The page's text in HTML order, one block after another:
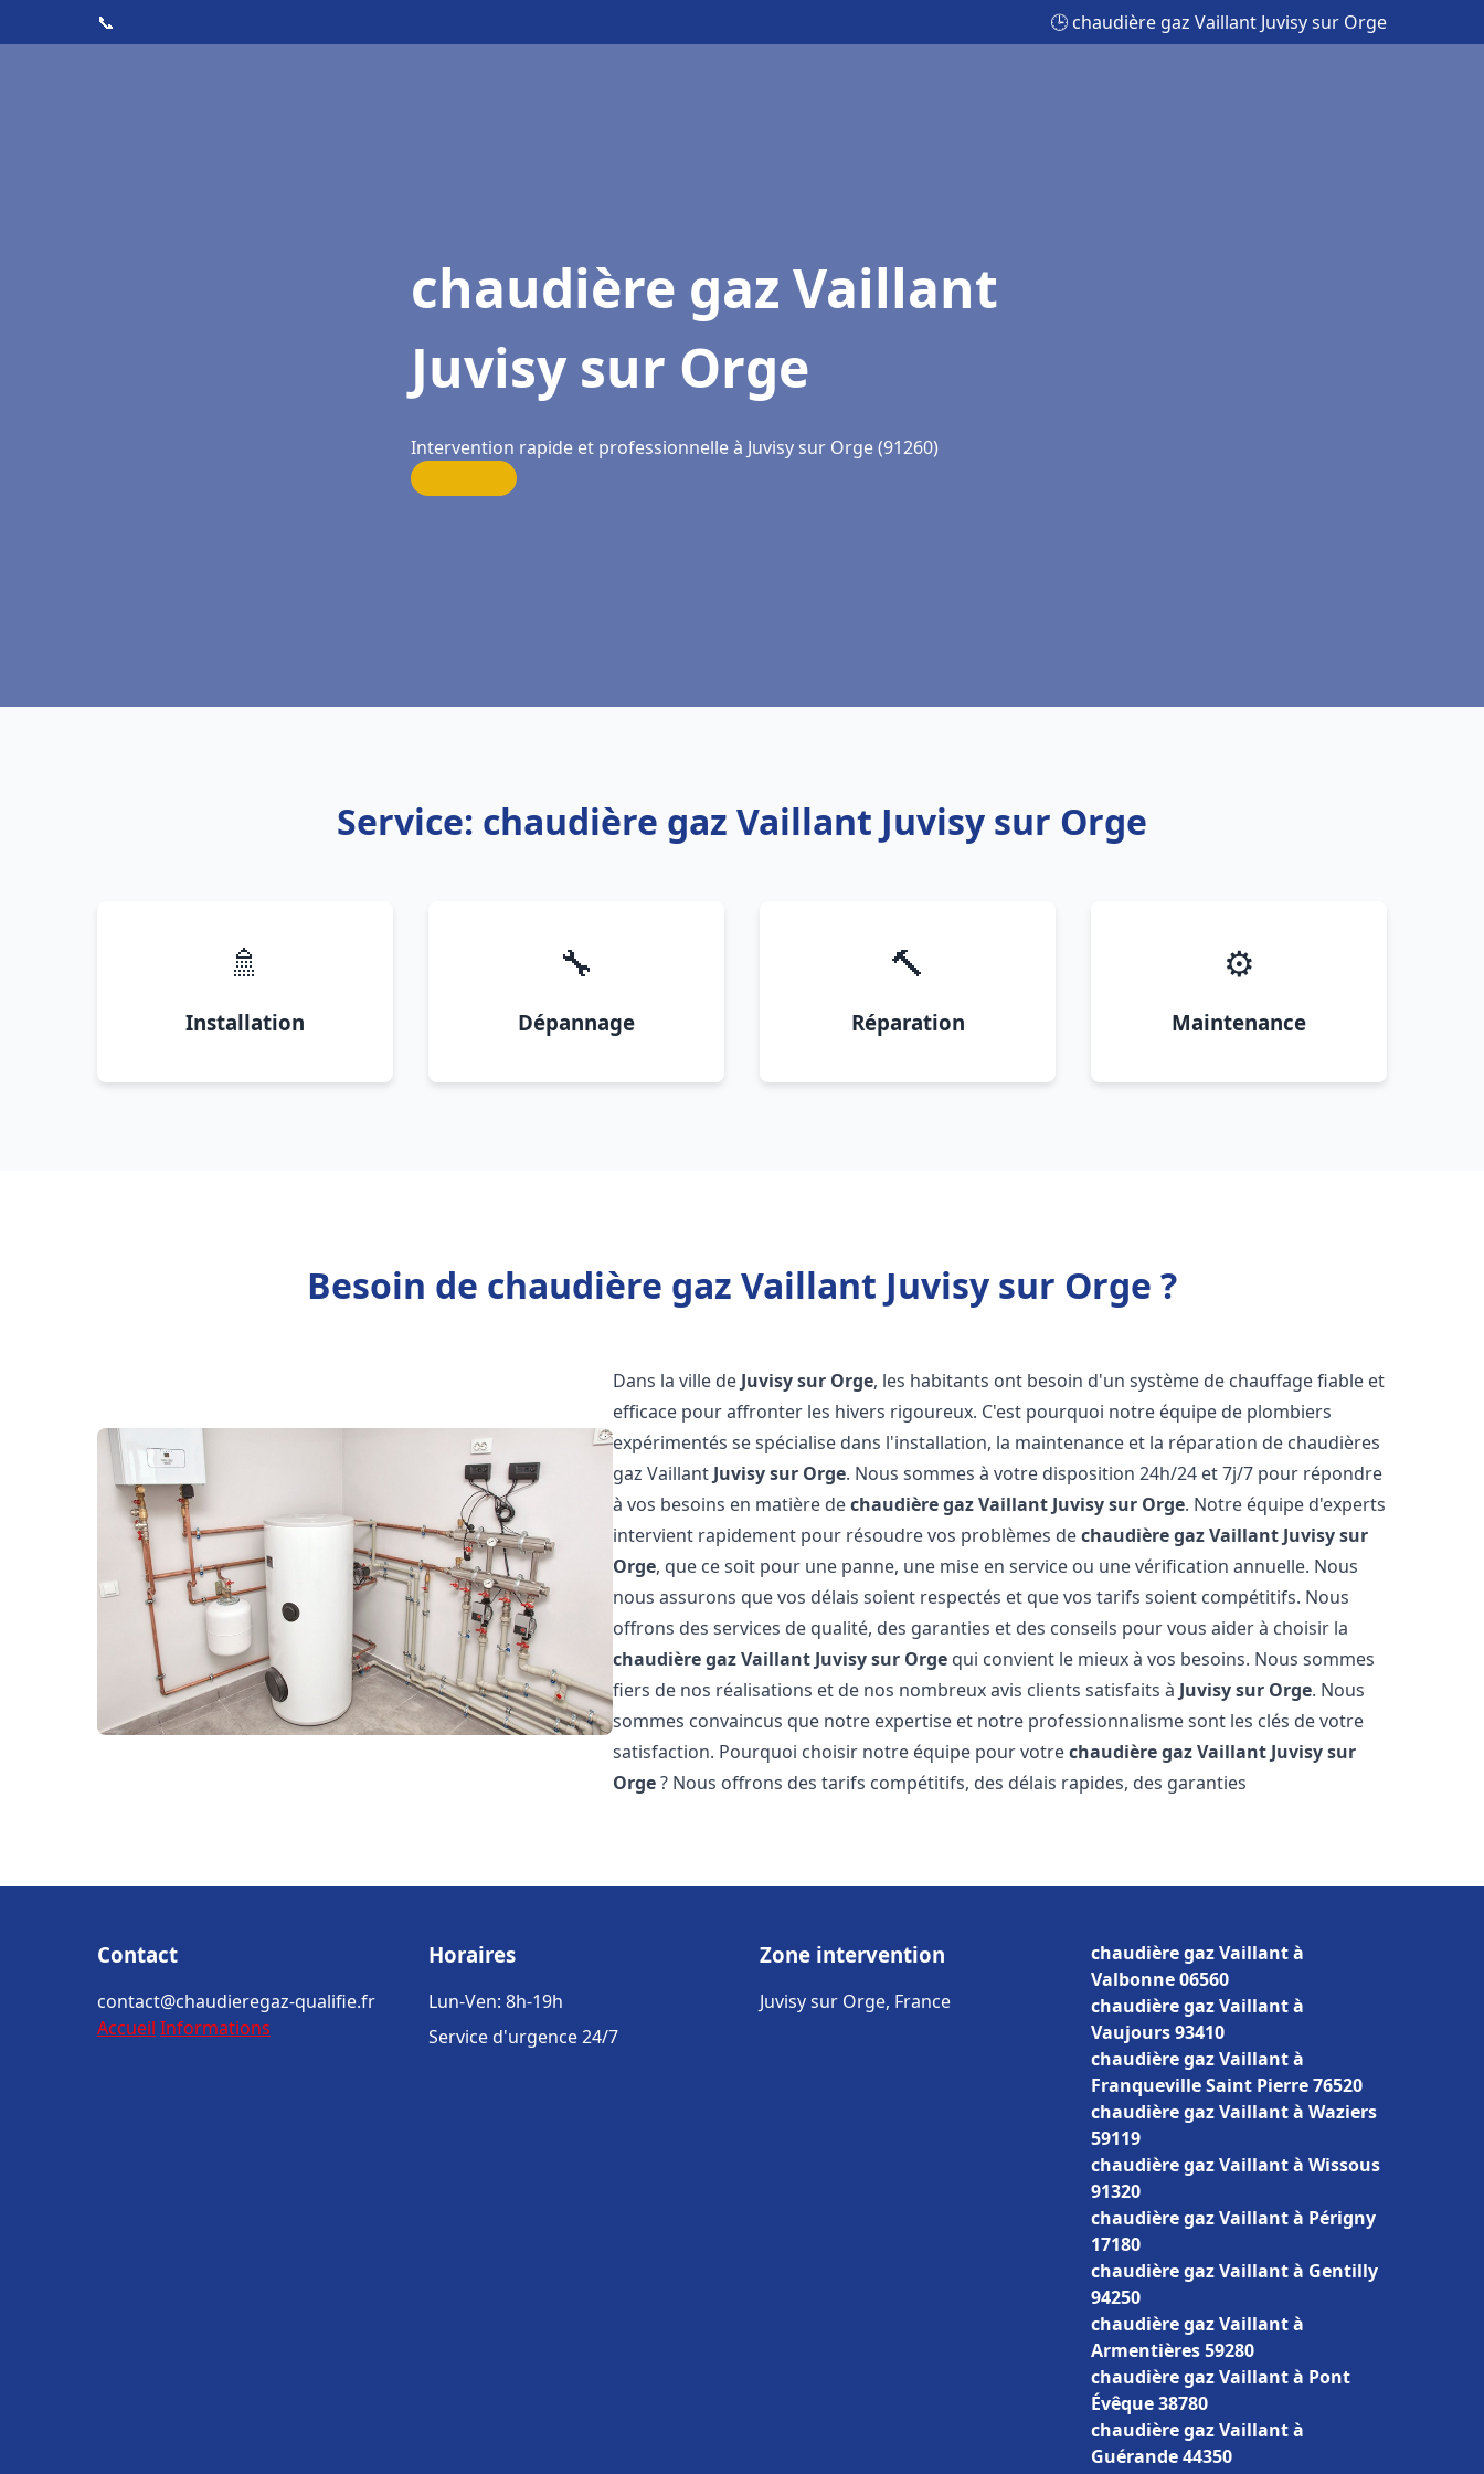
📞 🕒 chaudière gaz Vaillant Juvisy sur Orge
chaudière gaz Vaillant
Juvisy sur Orge
Intervention rapide et professionnelle à Juvisy sur Orge (91260)
Service: chaudière gaz Vaillant Juvisy sur Orge
🚿
Installation
🔧
Dépannage
🔨
Réparation
⚙️
Maintenance
Besoin de chaudière gaz Vaillant Juvisy sur Orge ?
Dans la ville de Juvisy sur Orge, les habitants ont besoin d'un système de chauffage fiable et
efficace pour affronter les hivers rigoureux. C'est pourquoi notre équipe de plombiers
expérimentés se spécialise dans l'installation, la maintenance et la réparation de chaudières
gaz Vaillant Juvisy sur Orge. Nous sommes à votre disposition 24h/24 et 7j/7 pour répondre
à vos besoins en matière dechaudière gaz Vaillant Juvisy sur Orge. Notre équipe d'experts
intervient rapidement pour résoudre vos problèmes dechaudière gaz Vaillant Juvisy sur
Orge, que ce soit pour une panne, une mise en service ou une vérification annuelle. Nous
nous assurons que vos délais soient respectés et que vos tarifs soient compétitifs. Nous
offrons des services de qualité, des garanties et des conseils pour vous aider à choisir la
chaudière gaz Vaillant Juvisy sur Orge qui convient le mieux à vos besoins. Nous sommes
fiers de nos réalisations et de nos nombreux avis clients satisfaits à Juvisy sur Orge. Nous
sommes convaincus que notre expertise et notre professionnalisme sont les clés de votre
satisfaction. Pourquoi choisir notre équipe pour votrechaudière gaz Vaillant Juvisy sur
Orge? Nous offrons des tarifs compétitifs, des délais rapides, des garanties
Contact
contact@chaudieregaz-qualifie.fr
Accueil Informations
Horaires
Lun-Ven: 8h-19h
Service d'urgence 24/7
Zone intervention
Juvisy sur Orge, France
chaudière gaz Vaillant à
Valbonne 06560
chaudière gaz Vaillant à
Vaujours 93410
chaudière gaz Vaillant à
Franqueville Saint Pierre 76520
chaudière gaz Vaillant à Waziers
59119
chaudière gaz Vaillant à Wissous
91320
chaudière gaz Vaillant à Périgny
17180
chaudière gaz Vaillant à Gentilly
94250
chaudière gaz Vaillant à
Armentières 59280
chaudière gaz Vaillant à Pont
Évêque 38780
chaudière gaz Vaillant à
Guérande 44350